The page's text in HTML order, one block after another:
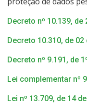
20- Consulta a
21- Relação com
23- Prestação de
Decreto nº 10.139,
Decreto 10.310, de 02
Decreto nº 9.191, de
Lei complementar nº
Lei nº 13.709, de 14